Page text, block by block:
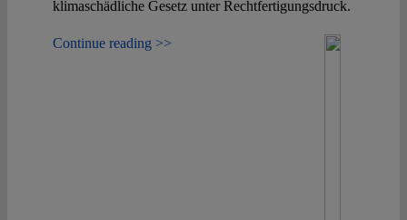
klimaschädliche Gesetz unter Rechtfertigungsdruck.
Continue reading >>